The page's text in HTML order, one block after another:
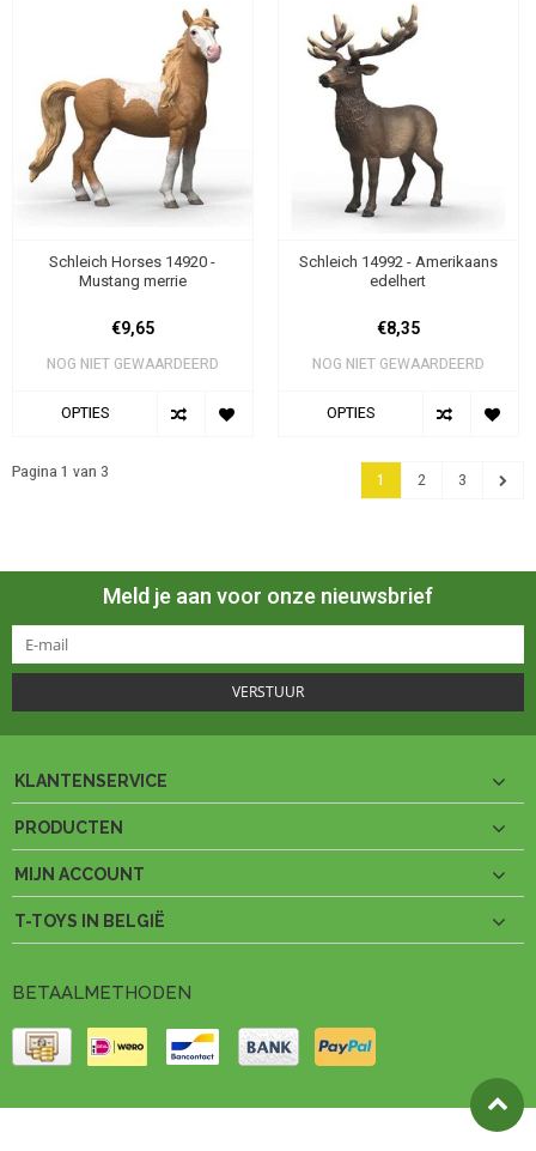
Schleich Horses 14920 -
Mustang merrie
€9,65
NOG NIET GEWAARDEERD
OPTIES
Schleich 14992 - Amerikaans
edelhert
€8,35
NOG NIET GEWAARDEERD
OPTIES
Pagina 1 van 3 1 2 3
Meld je aan voor onze nieuwsbrief
VERSTUUR
KLANTENSERVICE
PRODUCTEN
MIJN ACCOUNT
T-TOYS IN BELGIË
BETAALMETHODEN
Lightspeed